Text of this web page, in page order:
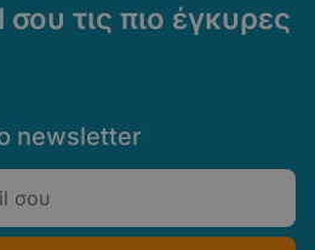
τις πιο έγκυρες
newsletter